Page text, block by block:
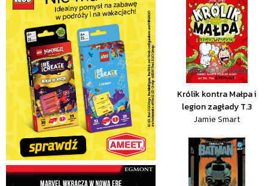
Królik kontra Małpa i
legion zagłady T.3
Jamie Smart